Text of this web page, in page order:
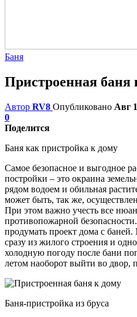
Баня
Пристроенная баня
Автор RV8 Опубликовано Авг
0
Поделится
Баня как пристройка к дому
Самое безопасное и выгодное
постройки – это окраина
рядом водоем и обильная
может быть, так же,
При этом важно учесть все
противопожарной
продумать проект дома с
сразу из жилого строения и
холодную погоду после бани
летом наоборот выйти во двор,
Баня-пристройка из бруса